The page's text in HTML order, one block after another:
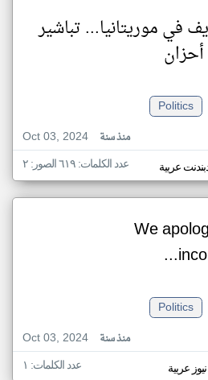
في موريتانيا... تباشير
Politics
Oct 03, 2024
منذ سنة
عربية عدد الكلمات: ٦١٩ الصور: ٢
We
Politics
Oct 03, 2024
منذ سنة
عربية عدد الكلمات: ١